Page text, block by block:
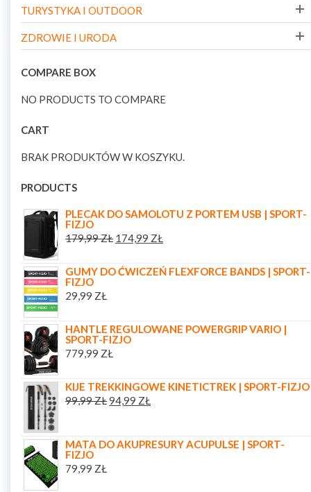
TURYSTYKA I OUTDOOR
ZDROWIE I URODA
COMPARE BOX
NO PRODUCTS TO COMPARE
CART
BRAK PRODUKTÓW W KOSZYKU.
PRODUCTS
PLECAK DO SAMOLOTU Z PORTEM USB | SPORT-
FIZJO
179,99ZŁ 174,99 ZŁ
GUMY DO ĆWICZEŃ FLEXFORCE BANDS | SPORT-
FIZJO
29,99 ZŁ
HANTLE REGULOWANE POWERGRIP VARIO |
SPORT-FIZJO
779,99 ZŁ
KIJE TREKKINGOWE KINETICTREK | SPORT-FIZJO
99,99ZŁ94,99 ZŁ
MATA DO AKUPRESURY ACUPULSE | SPORT-
FIZJO
79,99 ZŁ